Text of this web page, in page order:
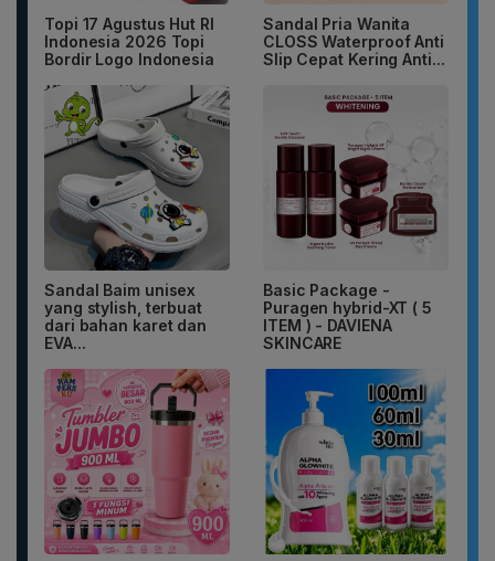
Topi 17 Agustus Hut RI
Indonesia 2026 Topi
Bordir Logo Indonesia
Sandal Pria Wanita
CLOSS Waterproof Anti
Slip Cepat Kering Anti...
Sandal Baim unisex
yang stylish, terbuat
dari bahan karet dan
EVA...
Basic Package -
Puragen hybrid-XT ( 5
ITEM ) - DAVIENA
SKINCARE